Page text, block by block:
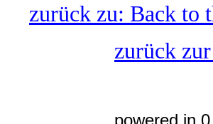
zurück zu: Back to
zurück
powered in